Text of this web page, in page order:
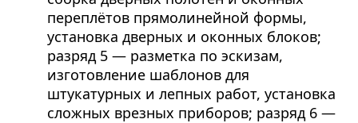
переплётов прямолинейной формы,
установка дверных и оконных блоков;
разряд 5 — разметка по эскизам,
изготовление шаблонов для
штукатурных и лепных работ, установка
сложных врезных приборов; разряд 6 —